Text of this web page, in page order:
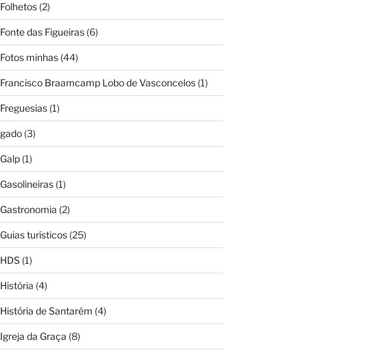
Folhetos(2)
Fonte das Figueiras(6)
Fotos minhas(44)
Francisco Braamcamp Lobo de Vasconcelos(1)
Freguesias(1)
gado(3)
Galp(1)
Gasolineiras(1)
Gastronomia (2)
Guias turísticos(25)
HDS(1)
História (4)
História de Santarém (4)
Igreja da Graça (8)